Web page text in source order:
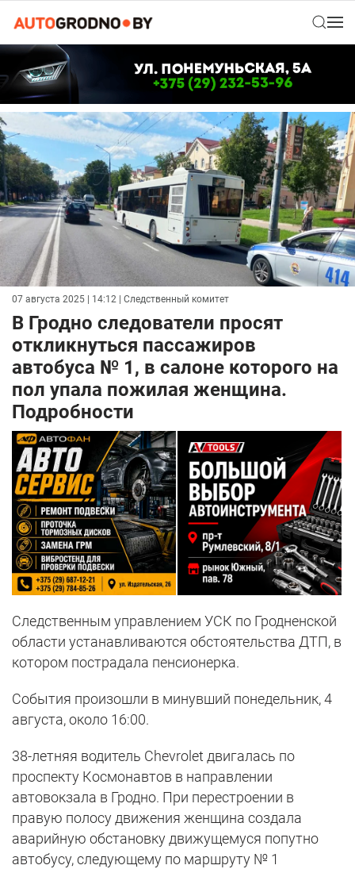
07 августа 2025 | 14:12 | Следственный комитет
В Гродно следователи просят
откликнуться пассажиров
автобуса № 1, в салоне которого на
пол упала пожилая женщина.
Подробности
Следственным управлением УСК по Гродненской
области устанавливаются обстоятельства ДТП, в
котором пострадала пенсионерка.
События произошли в минувший понедельник, 4
августа, около 16:00.
38-летняя водитель Chevrolet двигалась по
проспекту Космонавтов в направлении
автовокзала в Гродно. При перестроении в
правую полосу движения женщина создала
аварийную обстановку движущемуся попутно
автобусу, следующему по маршруту № 1